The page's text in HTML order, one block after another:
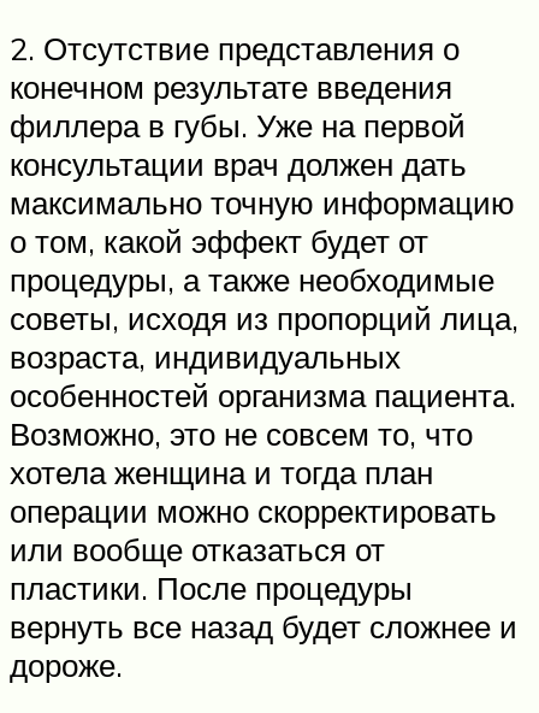
2. Отсутствие представления о
конечном результате введения
филлера в губы. Уже на первой
консультации врач должен дать
максимально точную информацию
о том, какой эффект будет от
процедуры, а также необходимые
советы, исходя из пропорций лица,
возраста, индивидуальных
особенностей организма пациента.
Возможно, это не совсем то, что
хотела женщина и тогда план
операции можно скорректировать
или вообще отказаться от
пластики. После процедуры
вернуть все назад будет сложнее и
дороже.